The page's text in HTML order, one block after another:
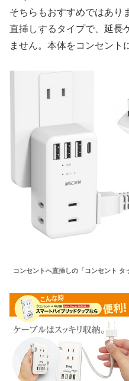
そちらもおすすめではあり
直挿しするタイプで、延長
ません。本体をコンセント
コンセントへ直挿しの「コンセント タ